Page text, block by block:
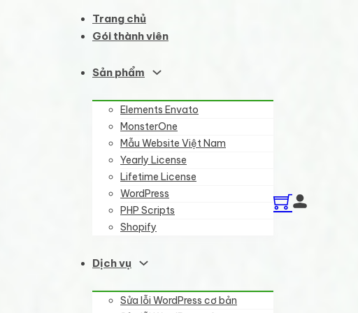
Trang chủ
Gói thành viên
Sản phẩm
Elements Envato
MonsterOne
Mẫu Website Việt Nam
Yearly License
Lifetime License
WordPress
PHP Scripts
Shopify
Dịch vụ
Sửa lỗi WordPress cơ bản